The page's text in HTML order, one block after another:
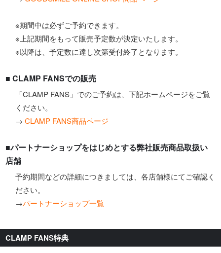
※期間中は必ずご予約できます。
※上記期間をもって販売予定数が決定いたします。
※以降は、予定数に達し次第受付終了となります。
■ CLAMP FANSでの販売
「CLAMP FANS」でのご予約は、下記ホームページをご覧
ください。
→CLAMP FANS商品ページ
■パートナーショップをはじめとする弊社販売商品取扱い
店舗
予約期間などの詳細につきましては、各店舗様にてご確認く
ださい。
→パートナーショップ一覧
CLAMP FANS特典